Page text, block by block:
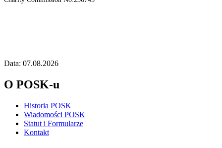
Data: 07.08.2026
O POSK-u
Historia POSK
Wiadomości POSK
Statut i Formularze
Kontakt